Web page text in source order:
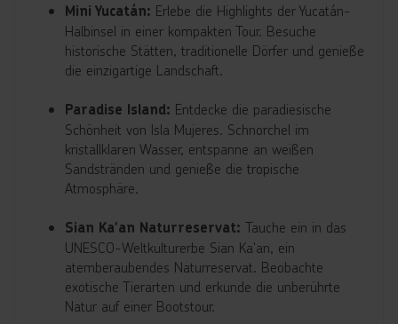
Mini Yucatán: Erlebe die Highlights der Yucatán-
Halbinsel in einer kompakten Tour. Besuche
historische Stätten, traditionelle Dörfer und genieße
die einzigartige Landschaft.
Paradise Island: Entdecke die paradiesische
Schönheit von Isla Mujeres. Schnorchel im
kristallklaren Wasser, entspanne an weißen
Sandstränden und genieße die tropische
Atmosphäre.
Sian Ka'an Naturreservat: Tauche ein in das
UNESCO-Weltkulturerbe Sian Ka'an, ein
atemberaubendes Naturreservat. Beobachte
exotische Tierarten und erkunde die unberührte
Natur auf einer Bootstour.